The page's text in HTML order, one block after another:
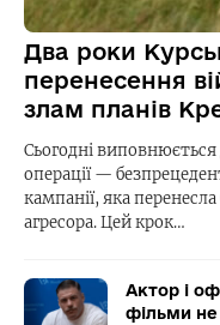
Два роки
перенесення
злам планів
Сьогодні виповнюється
операції —
кампанії, яка
агресора. Цей крок…
Актор і
фільми не